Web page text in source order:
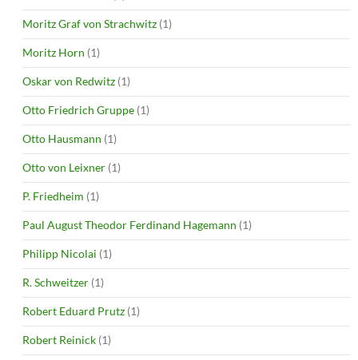
Moritz Graf von Strachwitz (1)
Moritz Horn (1)
Oskar von Redwitz (1)
Otto Friedrich Gruppe (1)
Otto Hausmann (1)
Otto von Leixner (1)
P. Friedheim (1)
Paul August Theodor Ferdinand Hagemann (1)
Philipp Nicolai (1)
R. Schweitzer (1)
Robert Eduard Prutz (1)
Robert Reinick (1)